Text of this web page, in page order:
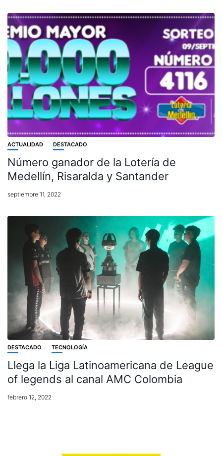
ACTUALIDAD DESTACADO
Número ganador de la Lotería de
Medellín, Risaralda y Santander
septiembre 11, 2022
DESTACADO TECNOLOGÍA
Llega la Liga Latinoamericana de League
of legends al canal AMC Colombia
febrero 12, 2022